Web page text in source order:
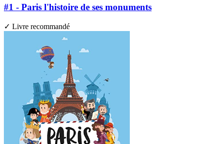
#1 - Paris l'histoire de ses monuments
✓ Livre recommandé